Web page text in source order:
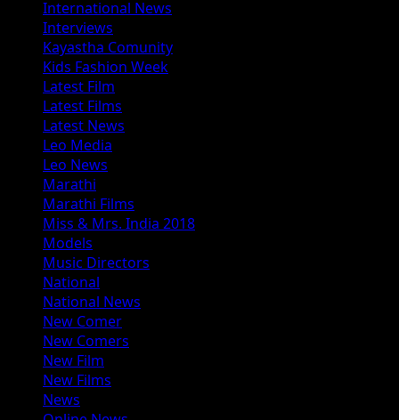
International News
Interviews
Kayastha Comunity
Kids Fashion Week
Latest Film
Latest Films
Latest News
Leo Media
Leo News
Marathi
Marathi Films
Miss & Mrs. India 2018
Models
Music Directors
National
National News
New Comer
New Comers
New Film
New Films
News